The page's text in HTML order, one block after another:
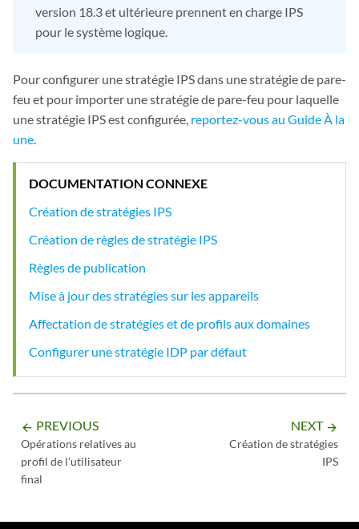
version 18.3 et ultérieure prennent en charge IPS
pour le système logique.
Pour configurer une stratégie IPS dans une stratégie de pare-
feu et pour importer une stratégie de pare-feu pour laquelle
une stratégie IPS est configurée, reportez-vous au Guide À la
une.
DOCUMENTATION CONNEXE
Création de stratégies IPS
Création de règles de stratégie IPS
Règles de publication
Mise à jour des stratégies sur les appareils
Affectation de stratégies et de profils aux domaines
Configurer une stratégie IDP par défaut
arrow_backward PREVIOUS
Opérations relatives au
profil de l’utilisateur
final
NEXT arrow_forward
Création de stratégies
IPS